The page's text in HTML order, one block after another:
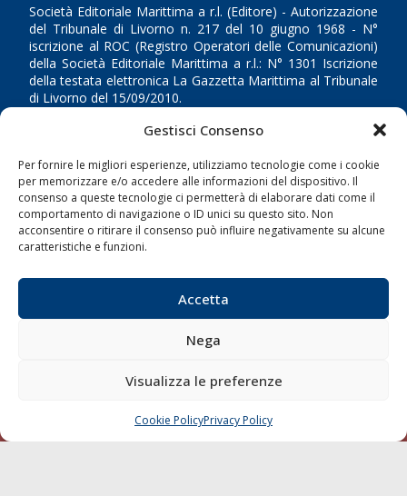
Gestisci Consenso
Per fornire le migliori esperienze, utilizziamo tecnologie come i cookie
per memorizzare e/o accedere alle informazioni del dispositivo. Il
consenso a queste tecnologie ci permetterà di elaborare dati come il
comportamento di navigazione o ID unici su questo sito. Non
acconsentire o ritirare il consenso può influire negativamente su alcune
caratteristiche e funzioni.
Accetta
Nega
Visualizza le preferenze
Cookie PolicyPrivacy Policy
Società Editoriale Marittima a r.l. (Editore) - Autorizzazione
del Tribunale di Livorno n. 217 del 10 giugno 1968 - N°
iscrizione al ROC (Registro Operatori delle Comunicazioni)
della Società Editoriale Marittima a r.l.: N° 1301 Iscrizione
della testata elettronica La Gazzetta Marittima al Tribunale
di Livorno del 15/09/2010.
LINK
Shipping
Porti/Interporti
Trasporti
Sostenibilità
Compagnie di Navigazione
Blue economy
Diporto
Contatti
CHIAMA SCRIVI